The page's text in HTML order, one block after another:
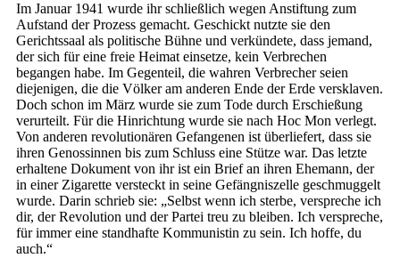
Im Januar 1941 wurde ihr schließlich wegen Anstiftung zum
Aufstand der Prozess gemacht. Geschickt nutzte sie den
Gerichtssaal als politische Bühne und verkündete, dass jemand,
der sich für eine freie Heimat einsetze, kein Verbrechen
begangen habe. Im Gegenteil, die wahren Verbrecher seien
diejenigen, die die Völker am anderen Ende der Erde versklaven.
Doch schon im März wurde sie zum Tode durch Erschießung
verurteilt. Für die Hinrichtung wurde sie nach Hoc Mon verlegt.
Von anderen revolutionären Gefangenen ist überliefert, dass sie
ihren Genossinnen bis zum Schluss eine Stütze war. Das letzte
erhaltene Dokument von ihr ist ein Brief an ihren Ehemann, der
in einer Zigarette versteckt in seine Gefängniszelle geschmuggelt
wurde. Darin schrieb sie: „Selbst wenn ich sterbe, verspreche ich
dir, der Revolution und der Partei treu zu bleiben. Ich verspreche,
für immer eine standhafte Kommunistin zu sein. Ich hoffe, du
auch.“